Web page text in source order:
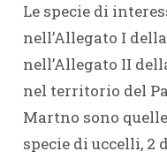
Le specie di
nell’Allegato I
nell’Allegato II
nel territorio del
Martno sono
specie di uccelli, 2